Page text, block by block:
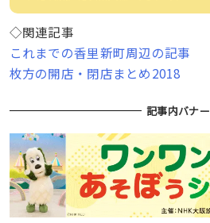
◇関連記事
これまでの香里新町周辺の記事
枚方の開店・閉店まとめ2018
記事内バナー